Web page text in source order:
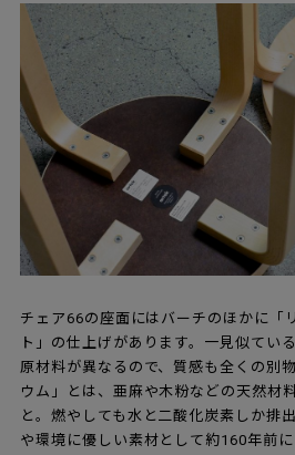
チェア66の座面にはバーチのほかに「
ト」の仕上げがあります。一見似てい
原材料が異なるので、質感も全くの別
ウム」とは、亜麻や木粉などの天然材
と。燃やしても水と二酸化炭素しか排
や環境に優しい素材として約160年前